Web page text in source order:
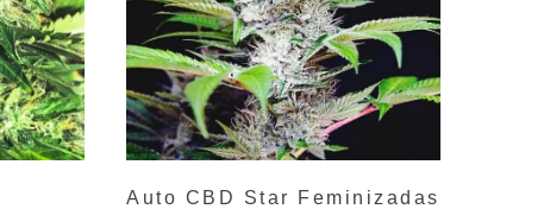
Auto CBD Star Feminizadas